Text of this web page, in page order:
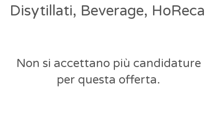
Disytillati, Beverage, HoReca
Non si accettano più candidature
per questa offerta.